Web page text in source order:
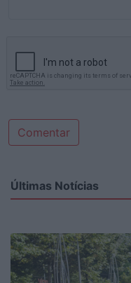
Comentar
Últimas Notícias